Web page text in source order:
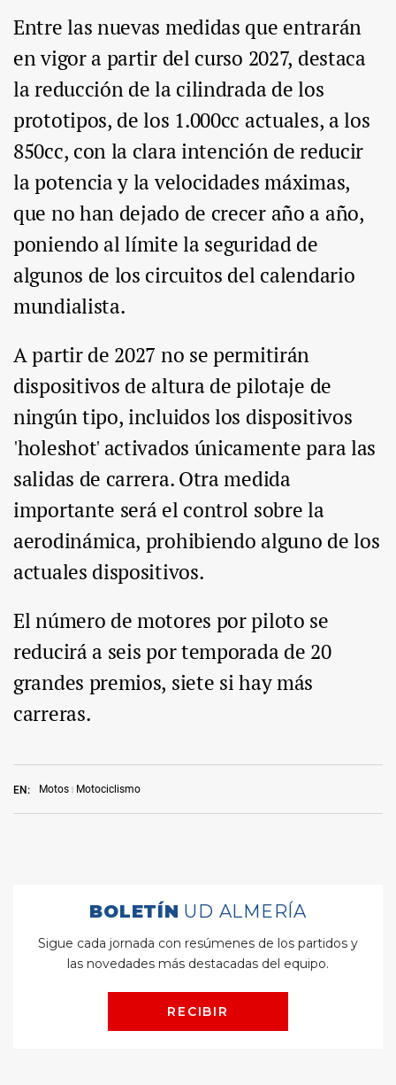
EN: Motos Motociclismo
Entre las nuevas medidas que entrarán
en vigor a partir del curso 2027, destaca
la reducción de la cilindrada de los
prototipos, de los 1.000cc actuales, a los
850cc, con la clara intención de reducir
la potencia y la velocidades máximas,
que no han dejado de crecer año a año,
poniendo al límite la seguridad de
algunos de los circuitos del calendario
mundialista.
A partir de 2027 no se permitirán
dispositivos de altura de pilotaje de
ningún tipo, incluidos los dispositivos
'holeshot' activados únicamente para las
salidas de carrera. Otra medida
importante será el control sobre la
aerodinámica, prohibiendo alguno de los
actuales dispositivos.
El número de motores por piloto se
reducirá a seis por temporada de 20
grandes premios, siete si hay más
carreras.